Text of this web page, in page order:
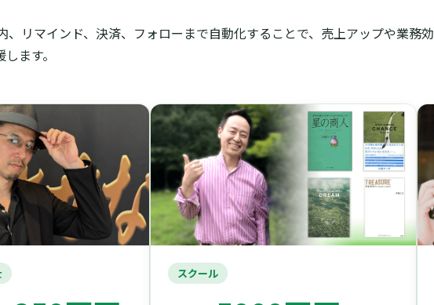
、リマインド、決済、フォローまで自動化することで、売上アップや業務効
ます。
スクール